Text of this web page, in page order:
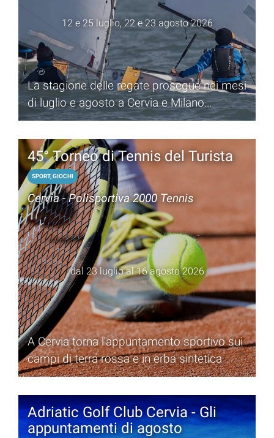
12 e 25 luglio, 22 e 23 agosto 2026
La stagione delle regate prosegue nei mesi
di luglio e agosto a Cervia e Milano
Marittima
45° Torneo di Tennis del Turista
SPORT, GIOCHI
Cervia - Polisportiva 2000 Tennis
dal 23 luglio al 16 agosto 2026
A Cervia torna l'appuntamento sportivo sui
campi di terra rossa e in erba sintetica
Adriatic Golf Club Cervia - Gli
appuntamenti di agosto